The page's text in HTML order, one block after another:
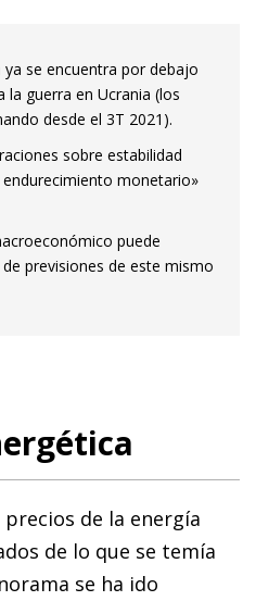
se encuentra por debajo
la guerra en Ucrania (los
desde el 3T 2021).
sobre estabilidad
monetario»
puede
previsiones de este mismo
de la energía
de lo que se temía
se ha ido